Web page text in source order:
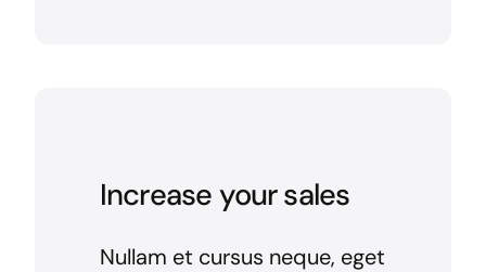
Increase your sales
Nullam et cursus neque, eget